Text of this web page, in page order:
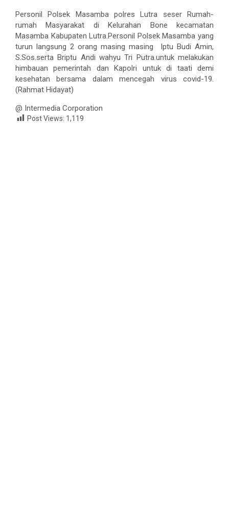
Personil Polsek Masamba polres Lutra seser Rumah-
rumah Masyarakat di Kelurahan Bone kecamatan
Masamba Kabupaten Lutra.Personil Polsek Masamba yang
turun langsung 2 orang masing masing Iptu Budi Amin,
S.Sos.serta Briptu Andi wahyu Tri Putra.untuk melakukan
himbauan pemerintah dan Kapolri untuk di taati demi
kesehatan bersama dalam mencegah virus covid-19.
(Rahmat Hidayat)
@ Intermedia Corporation
Post Views: 1,119